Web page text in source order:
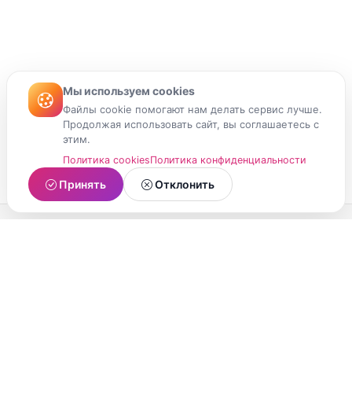
Мы используем cookies
Файлы cookie помогают нам делать сервис лучше.
Продолжая использовать сайт, вы соглашаетесь с
этим.
Политика cookiesПолитика конфиденциальности
Принять Отклонить